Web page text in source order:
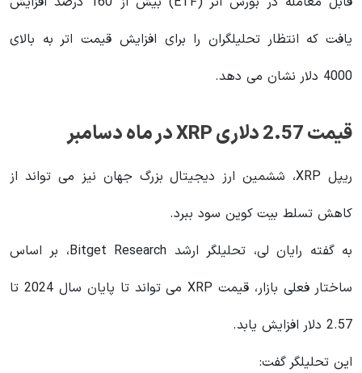
یافت که انتظار تحلیلگران را برای افزایش قیمت اتر به بالای
4000 دلار نشان می دهد.
قیمت 2.57 دلاری XRP در ماه دسامبر
ریپل XRP، ششمین ارز دیجیتال بزرگ جهان نیز می تواند از
کاهش تسلط بیت کوین سود ببرد.
به گفته رایان لی، تحلیلگر ارشد Bitget Research، بر اساس
ساختار فعلی بازار، قیمت XRP می تواند تا پایان سال 2024 تا
2.57 دلار افزایش یابد.
این تحلیلگر گفت: